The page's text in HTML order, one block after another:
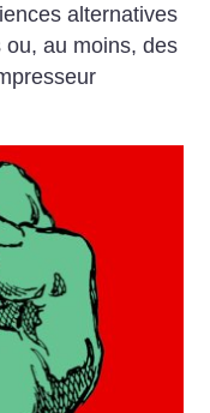
alternatives
au moins, des